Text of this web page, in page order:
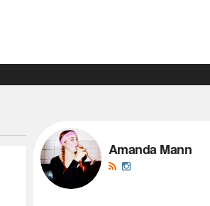
Amanda Mann